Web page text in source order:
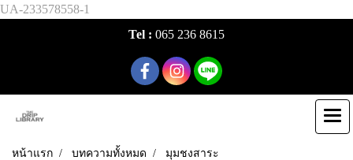
UA-233578558-1
Tel : 065 236 8615
หน้าแรก บทความทั้งหมด มุมชงสาระ